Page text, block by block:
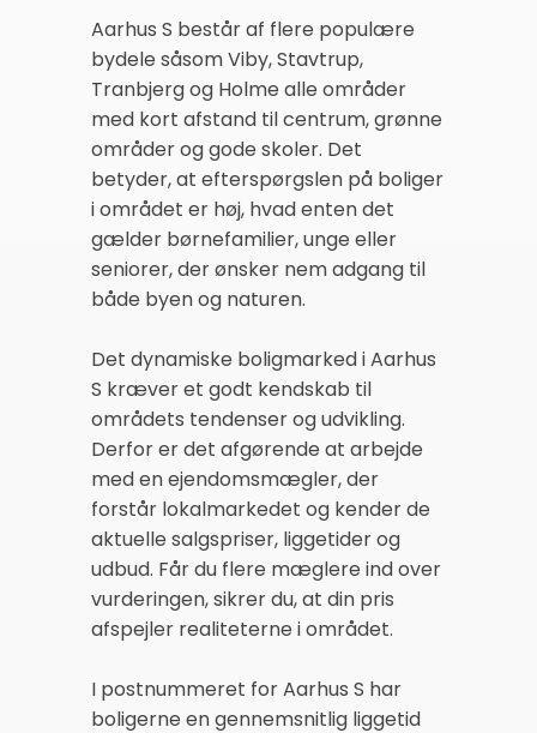
Aarhus S består af flere populære
bydele såsom Viby, Stavtrup,
Tranbjerg og Holme alle områder
med kort afstand til centrum, grønne
områder og gode skoler. Det
betyder, at efterspørgslen på boliger
i området er høj, hvad enten det
gælder børnefamilier, unge eller
seniorer, der ønsker nem adgang til
både byen og naturen.
Det dynamiske boligmarked i Aarhus
S kræver et godt kendskab til
områdets tendenser og udvikling.
Derfor er det afgørende at arbejde
med en ejendomsmægler, der
forstår lokalmarkedet og kender de
aktuelle salgspriser, liggetider og
udbud. Får du flere mæglere ind over
vurderingen, sikrer du, at din pris
afspejler realiteterne i området.
I postnummeret for Aarhus S har
boligerne en gennemsnitlig liggetid